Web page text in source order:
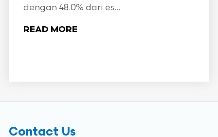
dengan 48.0% dari es...
READ MORE
Contact Us